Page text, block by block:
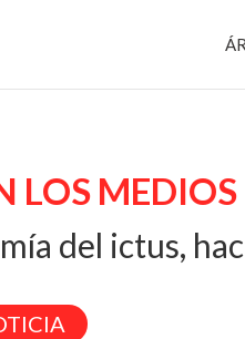
LOS MEDIOS
del ictus,